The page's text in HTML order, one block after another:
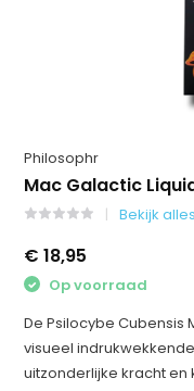
Philosophr
Mac Galactic
Bekijk
€ 18,95
Op voorraad
De Psilocybe Cubensis
visueel
uitzonderlijke kracht